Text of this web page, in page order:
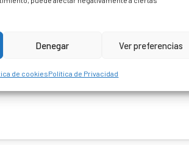
Denegar Ver preferencias
de cookiesPolítica de Privacidad